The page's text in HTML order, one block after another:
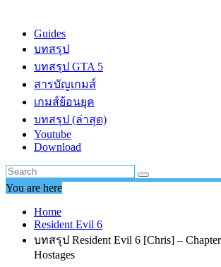
Guides
บทสรุป
บทสรุป GTA 5
สารบัญเกมส์
เกมส์ย้อนยุค
บทสรุป (ล่าสุด)
Youtube
Download
You are here
Home
Resident Evil 6
บทสรุป Resident Evil 6 [Chris] – Chapter
Hostages